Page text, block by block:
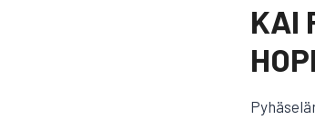
KAI